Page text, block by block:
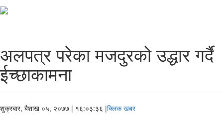
अलपत्र परेका मजदुरको उद्धार गर्दै
ईच्छाकामना
शुक्रबार, बैशाख ०५, २०७७ | १६:०३:३६ |क्लिक खबर